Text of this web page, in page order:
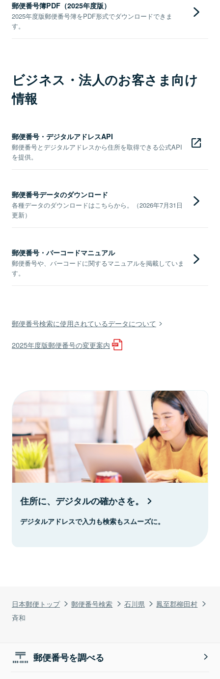
日本郵便トップ 郵便番号検索 石川県
鳳至郡柳田村
斉和
郵便番号簿PDF（2025年度版）
2025年度版郵便番号簿をPDF形式でダウンロードできま
す。
ビジネス・法人のお客さま向け
情報
郵便番号・デジタルアドレスAPI
郵便番号とデジタルアドレスから住所を取得できる公式API
を提供。
郵便番号データのダウンロード
各種データのダウンロードはこちらから。（2026年7月31日
更新）
郵便番号・バーコードマニュアル
郵便番号や、バーコードに関するマニュアルを掲載していま
す。
郵便番号検索に使用されているデータについて
2025年度版郵便番号の変更案内
住所に、デジタルの確かさを。
デジタルアドレスで入力も検索もスムーズに。
郵便番号を調べる